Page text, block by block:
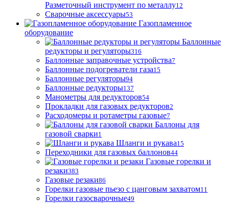
Разметочный инструмент по металлу12
Сварочные аксессуары53
Газопламенное
оборудование
Баллонные
редукторы и регуляторы316
Баллонные заправочные устройства7
Баллонные подогреватели газа15
Баллонные регуляторы94
Баллонные редукторы137
Манометры для редукторов54
Прокладки для газовых редукторов2
Расходомеры и ротаметры газовые7
Баллоны для
газовой сварки1
Шланги и рукава15
Переходники для газовых баллонов44
Газовые горелки и
резаки383
Газовые резаки86
Горелки газовые пьезо с цанговым захватом11
Горелки газосварочные49